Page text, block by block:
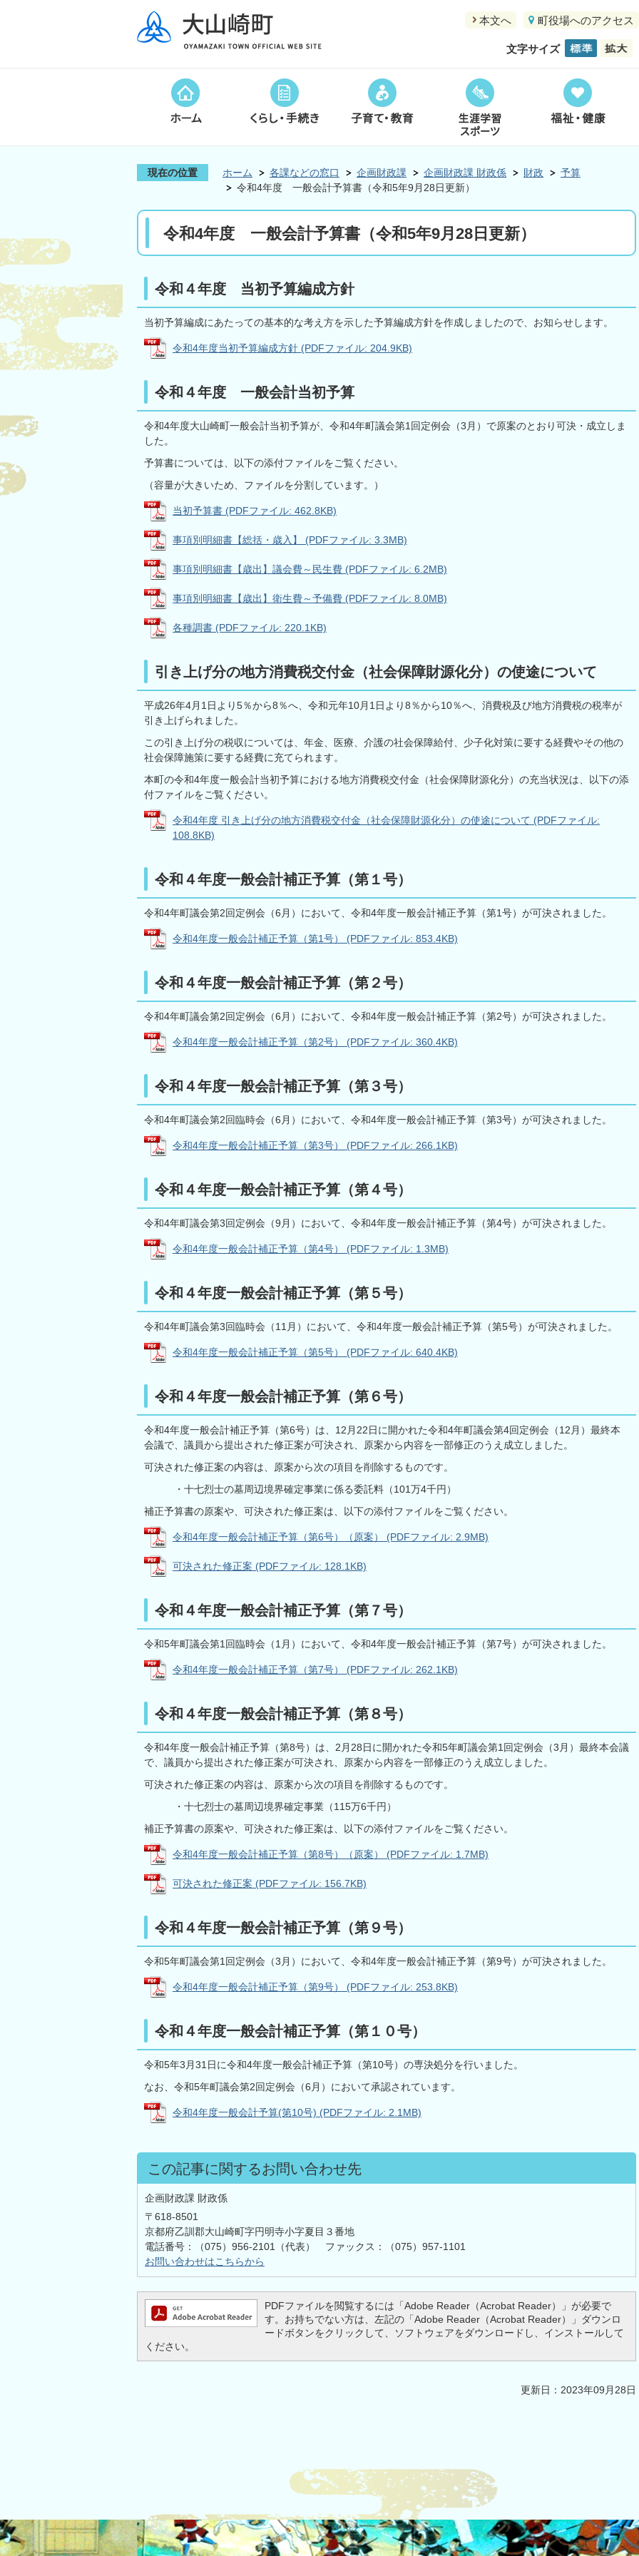
本文へ 町役場へのアクセス
文字サイズ
現在の位置 ホーム 各課などの窓口 企画財政課 企画財政課 財政係 財政
予算
令和4年度 一般会計予算書（令和5年9月28日更新）
令和4年度 一般会計予算書（令和5年9月28日更新）
令和４年度 当初予算編成方針
当初予算編成にあたっての基本的な考え方を示した予算編成方針を作成しましたので、お知らせします。
令和4年度当初予算編成方針 (PDFファイル: 204.9KB)
令和４年度 一般会計当初予算
令和4年度大山崎町一般会計当初予算が、令和4年町議会第1回定例会（3月）で原案のとおり可決・成立しま
した。
予算書については、以下の添付ファイルをご覧ください。
（容量が大きいため、ファイルを分割しています。）
当初予算書 (PDFファイル: 462.8KB)
事項別明細書【総括・歳入】 (PDFファイル: 3.3MB)
事項別明細書【歳出】議会費～民生費 (PDFファイル: 6.2MB)
事項別明細書【歳出】衛生費～予備費 (PDFファイル: 8.0MB)
各種調書 (PDFファイル: 220.1KB)
引き上げ分の地方消費税交付金（社会保障財源化分）の使途について
平成26年4月1日より5％から8％へ、令和元年10月1日より8％から10％へ、消費税及び地方消費税の税率が
引き上げられました。
この引き上げ分の税収については、年金、医療、介護の社会保障給付、少子化対策に要する経費やその他の
社会保障施策に要する経費に充てられます。
本町の令和4年度一般会計当初予算における地方消費税交付金（社会保障財源化分）の充当状況は、以下の添
付ファイルをご覧ください。
令和4年度 引き上げ分の地方消費税交付金（社会保障財源化分）の使途について (PDFファイル:
108.8KB)
令和４年度一般会計補正予算（第１号）
令和4年町議会第2回定例会（6月）において、令和4年度一般会計補正予算（第1号）が可決されました。
令和4年度一般会計補正予算（第1号） (PDFファイル: 853.4KB)
令和４年度一般会計補正予算（第２号）
令和4年町議会第2回定例会（6月）において、令和4年度一般会計補正予算（第2号）が可決されました。
令和4年度一般会計補正予算（第2号） (PDFファイル: 360.4KB)
令和４年度一般会計補正予算（第３号）
令和4年町議会第2回臨時会（6月）において、令和4年度一般会計補正予算（第3号）が可決されました。
令和4年度一般会計補正予算（第3号） (PDFファイル: 266.1KB)
令和４年度一般会計補正予算（第４号）
令和4年町議会第3回定例会（9月）において、令和4年度一般会計補正予算（第4号）が可決されました。
令和4年度一般会計補正予算（第4号） (PDFファイル: 1.3MB)
令和４年度一般会計補正予算（第５号）
令和4年町議会第3回臨時会（11月）において、令和4年度一般会計補正予算（第5号）が可決されました。
令和4年度一般会計補正予算（第5号） (PDFファイル: 640.4KB)
令和４年度一般会計補正予算（第６号）
令和4年度一般会計補正予算（第6号）は、12月22日に開かれた令和4年町議会第4回定例会（12月）最終本
会議で、議員から提出された修正案が可決され、原案から内容を一部修正のうえ成立しました。
可決された修正案の内容は、原案から次の項目を削除するものです。
・十七烈士の墓周辺境界確定事業に係る委託料（101万4千円）
補正予算書の原案や、可決された修正案は、以下の添付ファイルをご覧ください。
令和4年度一般会計補正予算（第6号）（原案） (PDFファイル: 2.9MB)
可決された修正案 (PDFファイル: 128.1KB)
令和４年度一般会計補正予算（第７号）
令和5年町議会第1回臨時会（1月）において、令和4年度一般会計補正予算（第7号）が可決されました。
令和4年度一般会計補正予算（第7号） (PDFファイル: 262.1KB)
令和４年度一般会計補正予算（第８号）
令和4年度一般会計補正予算（第8号）は、2月28日に開かれた令和5年町議会第1回定例会（3月）最終本会議
で、議員から提出された修正案が可決され、原案から内容を一部修正のうえ成立しました。
可決された修正案の内容は、原案から次の項目を削除するものです。
・十七烈士の墓周辺境界確定事業（115万6千円）
補正予算書の原案や、可決された修正案は、以下の添付ファイルをご覧ください。
令和4年度一般会計補正予算（第8号）（原案） (PDFファイル: 1.7MB)
可決された修正案 (PDFファイル: 156.7KB)
令和４年度一般会計補正予算（第９号）
令和5年町議会第1回定例会（3月）において、令和4年度一般会計補正予算（第9号）が可決されました。
令和4年度一般会計補正予算（第9号） (PDFファイル: 253.8KB)
令和４年度一般会計補正予算（第１０号）
令和5年3月31日に令和4年度一般会計補正予算（第10号）の専決処分を行いました。
なお、令和5年町議会第2回定例会（6月）において承認されています。
令和4年度一般会計予算(第10号) (PDFファイル: 2.1MB)
この記事に関するお問い合わせ先
企画財政課 財政係
〒618-8501
京都府乙訓郡大山崎町字円明寺小字夏目３番地
電話番号：（075）956-2101（代表） ファックス：（075）957-1101
お問い合わせはこちらから
PDFファイルを閲覧するには「Adobe Reader（Acrobat Reader）」が必要で
す。お持ちでない方は、左記の「Adobe Reader（Acrobat Reader）」ダウンロ
ードボタンをクリックして、ソフトウェアをダウンロードし、インストールして
ください。
更新日：2023年09月28日